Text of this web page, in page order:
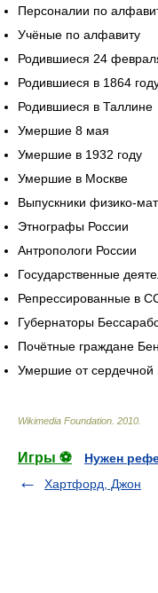
Персоналии по
Учёные по алфавиту
Родившиеся 24
Родившиеся в 1864
Родившиеся в Таллине
Умершие 8 мая
Умершие в 1932 году
Умершие в Москве
Выпускники физико-
Этнографы России
Антропологи России
Государственные
Репрессированные в
Губернаторы
Почётные граждане
Умершие от сердечной
Wikimedia Foundation 2010
Игры ⚽
Нужен
Хартфорд, Джон